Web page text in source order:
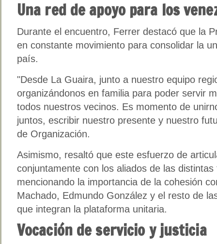
Una red de apoyo para los
Durante el encuentro, Ferrer destacó que la
en constante movimiento para consolidar la
país.
"Desde La Guaira, junto a nuestro equipo
organizándonos en familia para poder servir
todos nuestros vecinos. Es momento de
juntos, escribir nuestro presente y nuestro
de Organización.
Asimismo, resaltó que este esfuerzo de
conjuntamente con los aliados de las
mencionando la importancia de la cohesión
Machado, Edmundo González y el resto de
que integran la plataforma unitaria.
Vocación de servicio y justicia